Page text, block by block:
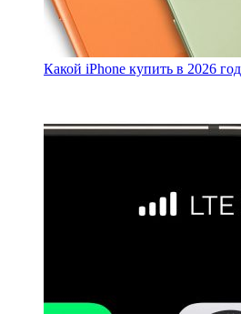
Какой iPhone купить в 2026